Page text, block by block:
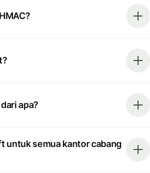
apa?
untuk semua kantor cabang